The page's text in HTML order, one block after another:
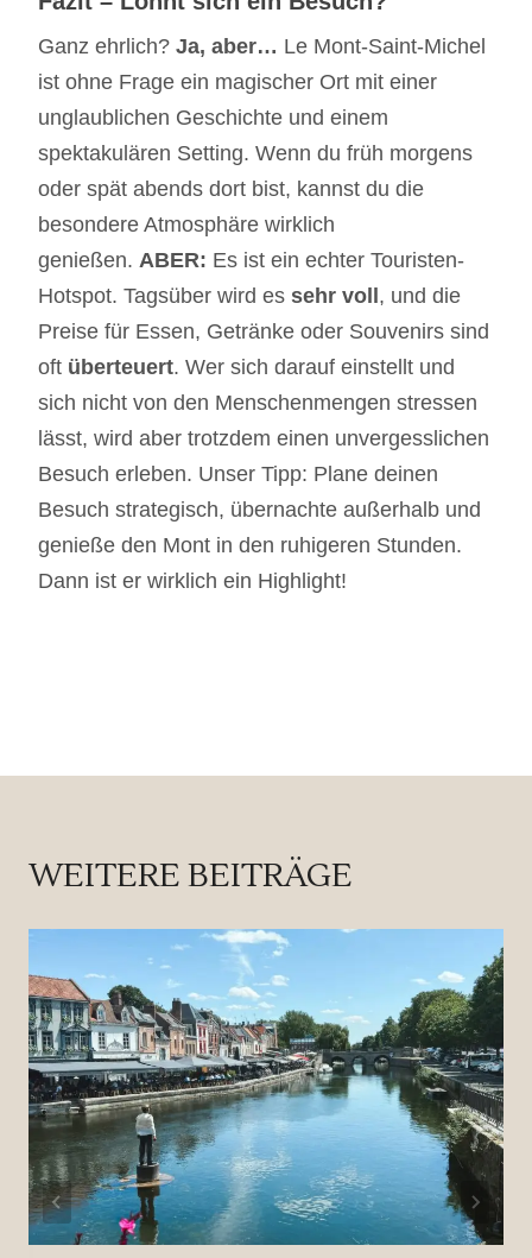
Ganz ehrlich? Ja, aber… Le Mont-Saint-Michel
ist ohne Frage ein magischer Ort mit einer
unglaublichen Geschichte und einem
spektakulären Setting. Wenn du früh morgens
oder spät abends dort bist, kannst du die
besondere Atmosphäre wirklich
genießen. ABER: Es ist ein echter Touristen-
Hotspot. Tagsüber wird es sehr voll, und die
Preise für Essen, Getränke oder Souvenirs sind
oft überteuert. Wer sich darauf einstellt und
sich nicht von den Menschenmengen stressen
lässt, wird aber trotzdem einen unvergesslichen
Besuch erleben. Unser Tipp: Plane deinen
Besuch strategisch, übernachte außerhalb und
genieße den Mont in den ruhigeren Stunden.
Dann ist er wirklich ein Highlight!
WEITERE BEITRÄGE